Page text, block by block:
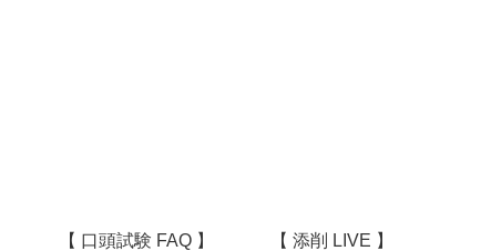
【 口頭試験 FAQ 】 【 添削 LIVE 】